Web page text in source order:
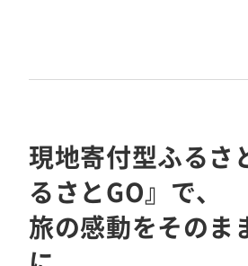
現地寄付型ふるさ
るさとGO』で、
旅の感動をそのま